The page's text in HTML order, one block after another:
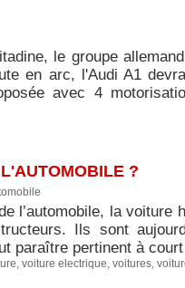
le groupe
en arc, l'Audi A1
avec 4
?
l’automobile, la voiture
Ils sont
paraître pertinent à
, voiture electrique, voitures,